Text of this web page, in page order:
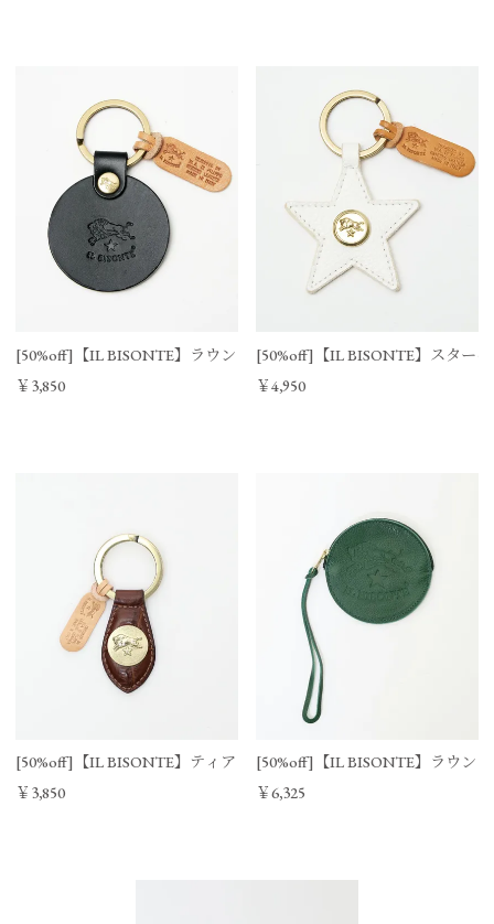
[50%off]【IL BISONTE】ラウンドキーリング
￥3,850
[50%off]【IL BISONTE】スター
￥4,950
[50%off]【IL BISONTE】ティアドロップキーリング
￥3,850
[50%off]【IL BISONTE】ラウン
￥6,325